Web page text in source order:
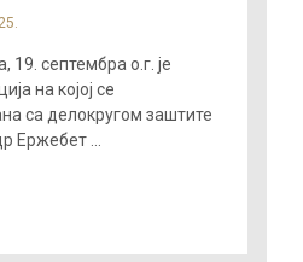
септембра о.г. је
на којој се
са делокругом заштите
Ержебет ...